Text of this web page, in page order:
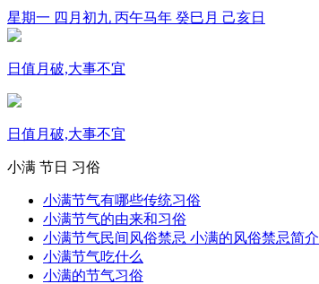
星期一 四月初九 丙午马年 癸巳月 己亥日
日值月破,大事不宜
日值月破,大事不宜
小满 节日 习俗
小满节气有哪些传统习俗
小满节气的由来和习俗
小满节气民间风俗禁忌 小满的风俗禁忌简介
小满节气吃什么
小满的节气习俗